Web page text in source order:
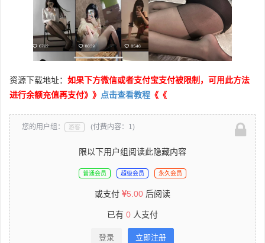
资源下载地址： 如果下方微信或者支付宝支付被限制，可用此方法
进行余额充值再支付》》 点击查看教程 《《
您的用户组： 游客 (付费内容：1)
限以下用户组阅读此隐藏内容
普通会员 超级会员 永久会员
或支付 5.00 后阅读
已有 0 人支付
登录 立即注册